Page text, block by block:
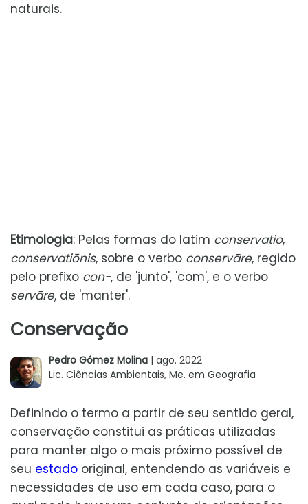
naturais.
Etimologia: Pelas formas do latim conservatio,
conservatiōnis, sobre o verbo conservāre, regido
pelo prefixo con-, de 'junto', 'com', e o verbo
servāre, de 'manter'.
Conservação
Pedro Gómez Molina | ago. 2022
Lic. Ciências Ambientais, Me. em Geografia
Definindo o termo a partir de seu sentido geral,
conservação constitui as práticas utilizadas
para manter algo o mais próximo possível de
seu estado original, entendendo as variáveis e
necessidades de uso em cada caso, para o